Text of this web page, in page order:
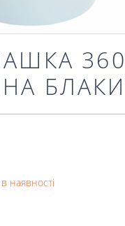
наявності